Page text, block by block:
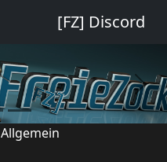
[FZ] Discord
next
Allgemein